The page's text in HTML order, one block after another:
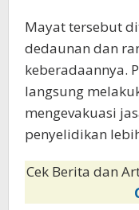
Mayat tersebut
dedaunan dan
keberadaannya.
langsung
mengevakuasi
penyelidikan
Cek Berita dan